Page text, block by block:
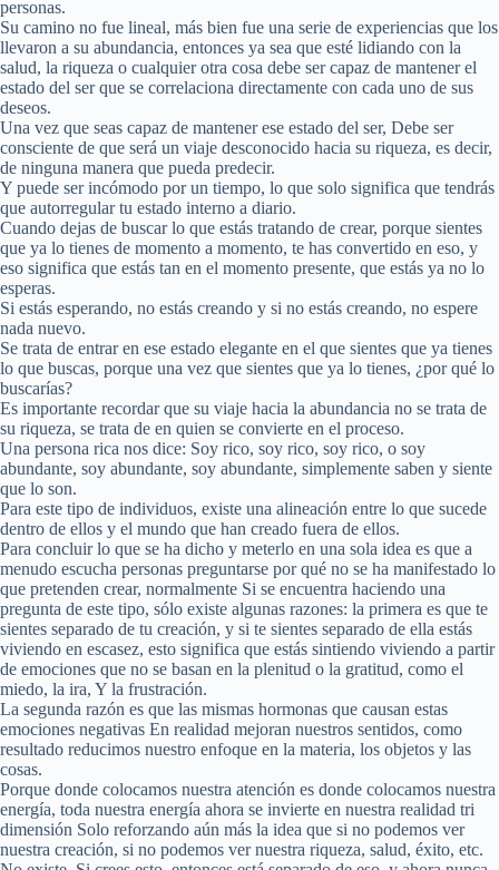
personas.
Su camino no fue lineal, más bien fue una serie de experiencias que los
llevaron a su abundancia, entonces ya sea que esté lidiando con la
salud, la riqueza o cualquier otra cosa debe ser capaz de mantener el
estado del ser que se correlaciona directamente con cada uno de sus
deseos.
Una vez que seas capaz de mantener ese estado del ser, Debe ser
consciente de que será un viaje desconocido hacia su riqueza, es decir,
de ninguna manera que pueda predecir.
Y puede ser incómodo por un tiempo, lo que solo significa que tendrás
que autorregular tu estado interno a diario.
Cuando dejas de buscar lo que estás tratando de crear, porque sientes
que ya lo tienes de momento a momento, te has convertido en eso, y
eso significa que estás tan en el momento presente, que estás ya no lo
esperas.
Si estás esperando, no estás creando y si no estás creando, no espere
nada nuevo.
Se trata de entrar en ese estado elegante en el que sientes que ya tienes
lo que buscas, porque una vez que sientes que ya lo tienes, ¿por qué lo
buscarías?
Es importante recordar que su viaje hacia la abundancia no se trata de
su riqueza, se trata de en quien se convierte en el proceso.
Una persona rica nos dice: Soy rico, soy rico, soy rico, o soy
abundante, soy abundante, soy abundante, simplemente saben y siente
que lo son.
Para este tipo de individuos, existe una alineación entre lo que sucede
dentro de ellos y el mundo que han creado fuera de ellos.
Para concluir lo que se ha dicho y meterlo en una sola idea es que a
menudo escucha personas preguntarse por qué no se ha manifestado lo
que pretenden crear, normalmente Si se encuentra haciendo una
pregunta de este tipo, sólo existe algunas razones: la primera es que te
sientes separado de tu creación, y si te sientes separado de ella estás
viviendo en escasez, esto significa que estás sintiendo viviendo a partir
de emociones que no se basan en la plenitud o la gratitud, como el
miedo, la ira, Y la frustración.
La segunda razón es que las mismas hormonas que causan estas
emociones negativas En realidad mejoran nuestros sentidos, como
resultado reducimos nuestro enfoque en la materia, los objetos y las
cosas.
Porque donde colocamos nuestra atención es donde colocamos nuestra
energía, toda nuestra energía ahora se invierte en nuestra realidad tri
dimensión Solo reforzando aún más la idea que si no podemos ver
nuestra creación, si no podemos ver nuestra riqueza, salud, éxito, etc.